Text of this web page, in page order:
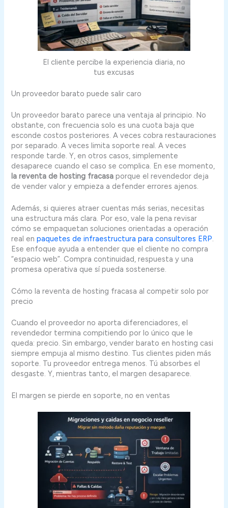
El cliente percibe la experiencia diaria, no
tus excusas
Un proveedor barato puede salir caro
Un proveedor barato parece una ventaja al principio. No
obstante, con frecuencia solo es una cuota baja que
esconde costos posteriores. A veces cobra restauraciones
por separado. A veces limita soporte real. A veces
responde tarde. Y, en otros casos, simplemente
desaparece cuando el caso se complica. En ese momento,
la reventa de hosting fracasa porque el revendedor deja
de vender valor y empieza a defender errores ajenos.
Además, si quieres atraer cuentas más serias, necesitas
una estructura más clara. Por eso, vale la pena revisar
cómo se empaquetan soluciones orientadas a operación
real enpaquetes de infraestructura para consultores ERP.
Ese enfoque ayuda a entender que el cliente no compra
“espacio web”. Compra continuidad, respuesta y una
promesa operativa que sí pueda sostenerse.
Cómo la reventa de hosting fracasa al competir solo por
precio
Cuando el proveedor no aporta diferenciadores, el
revendedor termina compitiendo por lo único que le
queda: precio. Sin embargo, vender barato en hosting casi
siempre empuja al mismo destino. Tus clientes piden más
soporte. Tu proveedor entrega menos. Tú absorbes el
desgaste. Y, mientras tanto, el margen desaparece.
El margen se pierde en soporte, no en ventas